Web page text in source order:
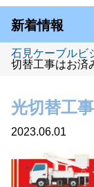
新着情報
石見ケーブルビ
切替工事はお済
光切替工
2023.06.01